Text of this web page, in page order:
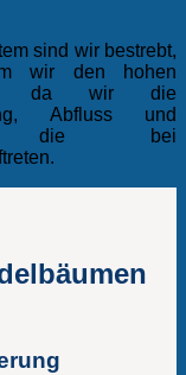
sind wir bestrebt,
wir den hohen
da wir die
Abfluss und
die bei